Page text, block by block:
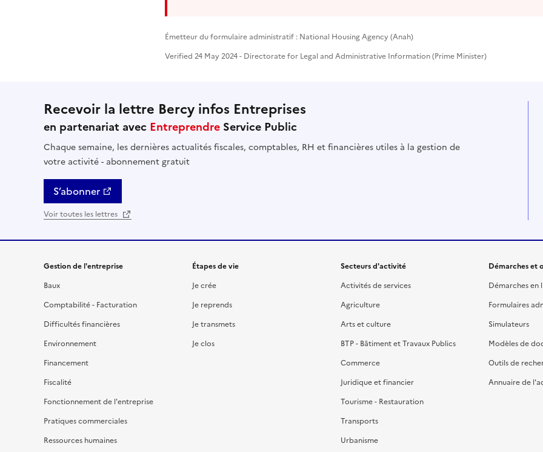
Émetteur du formulaire administratif : National Housing Agency (Anah)
Verified 24 May 2024 - Directorate for Legal and Administrative Information (Prime Minister)
Recevoir la lettre Bercy infos Entreprises
en partenariat avec Entreprendre Service Public
Chaque semaine, les dernières actualités fiscales, comptables, RH et financières utiles à la gestion de
votre activité - abonnement gratuit
S’abonner
Voir toutes les lettres
Gestion de l'entreprise
Baux
Comptabilité - Facturation
Difficultés financières
Environnement
Financement
Fiscalité
Fonctionnement de l'entreprise
Pratiques commerciales
Ressources humaines
Étapes de vie
Je crée
Je reprends
Je transmets
Je clos
Secteurs d'activité
Activités de services
Agriculture
Arts et culture
BTP - Bâtiment et Travaux Publics
Commerce
Juridique et financier
Tourisme - Restauration
Transports
Urbanisme
Démarches et
Démarches en
Formulaires
Simulateurs
Modèles de
Outils de
Annuaire de